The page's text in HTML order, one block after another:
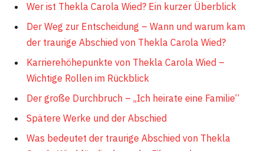
Wer ist Thekla Carola Wied? Ein kurzer Überblick
Der Weg zur Entscheidung – Wann und warum kam
der traurige Abschied von Thekla Carola Wied?
Karrierehöhepunkte von Thekla Carola Wied –
Wichtige Rollen im Rückblick
Der große Durchbruch – „Ich heirate eine Familie“
Spätere Werke und der Abschied
Was bedeutet der traurige Abschied von Thekla